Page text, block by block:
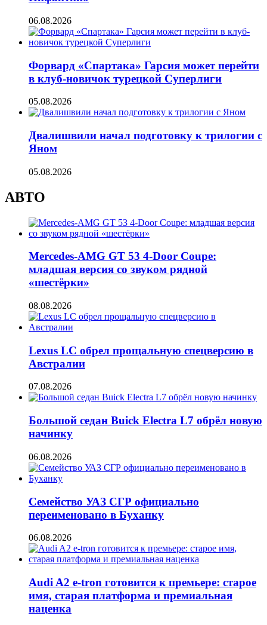
06.08.2026
Форвард «Спартака» Гарсия может перейти
в клуб-новичок турецкой Суперлиги
05.08.2026
Двалишвили начал подготовку к трилогии с
Яном
05.08.2026
АВТО
Mercedes-AMG GT 53 4-Door Coupe:
младшая версия со звуком рядной
«шестёрки»
08.08.2026
Lexus LC обрел прощальную спецверсию в
Австралии
07.08.2026
Большой седан Buick Electra L7 обрёл новую
начинку
06.08.2026
Семейство УАЗ СГР официально
переименовано в Буханку
06.08.2026
Audi A2 e-tron готовится к премьере: старое
имя, старая платформа и премиальная
наценка